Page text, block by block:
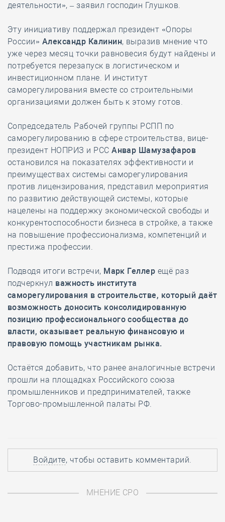
деятельности», – заявил господин Глушков.
Эту инициативу поддержал президент «Опоры
России» Александр Калинин, выразив мнение что
уже через месяц точки равновесия будут найдены и
потребуется перезапуск в логистическом и
инвестиционном плане. И институт
саморегулирования вместе со строительными
организациями должен быть к этому готов.
Сопредседатель Рабочей группы РСПП по
саморегулированию в сфере строительства, вице-
президент НОПРИЗ и РССАнвар Шамузафаров
остановился на показателях эффективности и
преимуществах системы саморегулирования
против лицензирования, представил мероприятия
по развитию действующей системы, которые
нацелены на поддержку экономической свободы и
конкурентоспособности бизнеса в стройке, а также
на повышение профессионализма, компетенций и
престижа профессии.
Подводя итоги встречи, Марк Геллер ещё раз
подчеркнул важность института
саморегулирования в строительстве, который даёт
возможность доносить консолидированную
позицию профессионального сообщества до
власти, оказывает реальную финансовую и
правовую помощь участникам рынка.
Остаётся добавить, что ранее аналогичные встречи
прошли на площадках Российского союза
промышленников и предпринимателей, также
Торгово-промышленной палаты РФ.
Войдите, чтобы оставить комментарий.
МНЕНИЕ СРО